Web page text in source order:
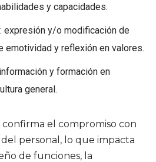
y capacidades.
expresión y/o modificación de
emotividad y reflexión en valores.
y formación en
general.
el compromiso con
personal, lo que impacta
de funciones, la